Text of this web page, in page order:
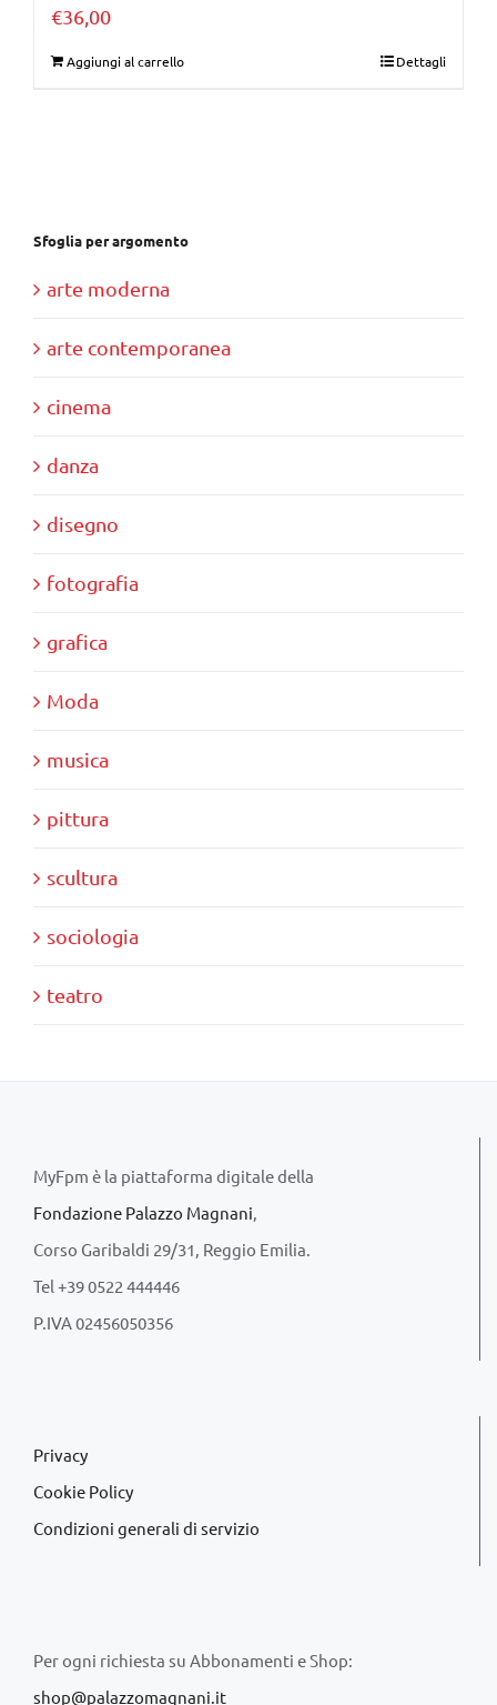
€36,00
Aggiungi al carrello Dettagli
Sfoglia per argomento
arte moderna
arte contemporanea
cinema
danza
disegno
fotografia
grafica
Moda
musica
pittura
scultura
sociologia
teatro
MyFpm è la piattaforma digitale della
Fondazione Palazzo Magnani
Corso Garibaldi 29/31, Reggio Emilia.
Tel +39 0522 444446
P.IVA 02456050356
Privacy
Cookie Policy
Condizioni generali di servizio
Per ogni richiesta su Abbonamenti e Shop:
shop@palazzomagnani.it